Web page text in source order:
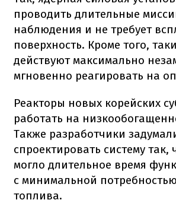
проводить длительные
наблюдения и не требует
поверхность. Кроме того,
действуют максимально
мгновенно реагировать на
Реакторы новых корейских
работать на
Также разработчики
спроектировать систему так,
могло длительное время
с минимальной
топлива.